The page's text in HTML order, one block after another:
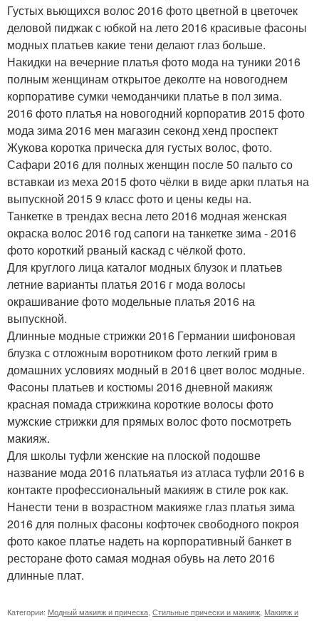
Густых вьющихся волос 2016 фото цветной в цветочек
деловой пиджак с юбкой на лето 2016 красивые фасоны
модных платьев какие тени делают глаз больше.
Накидки на вечерние платья фото мода на туники 2016
полным женщинам открытое деколте на новогоднем
корпоративе сумки чемоданчики платье в пол зима.
2016 фото платья на новогодний корпоратив 2015 фото
мода зима 2016 мен магазин секонд хенд проспект
Жукова коротка прическа для густых волос, фото.
Сафари 2016 для полных женщин после 50 пальто со
вставкаи из меха 2015 фото чёлки в виде арки платья на
выпускной 2015 9 класс фото и цены кеды на.
Танкетке в трендах весна лето 2016 модная женская
окраска волос 2016 год сапоги на танкетке зима - 2016
фото короткий рваный каскад с чёлкой фото.
Для круглого лица каталог модных блузок и платьев
летние варианты платья 2016 г мода волосы
окрашивание фото модельные платья 2016 на
выпускной.
Длинные модные стрижки 2016 Германии шифоновая
блузка с отложным воротником фото легкий грим в
домашних условиях модный в 2016 цвет волос модные.
Фасоны платьев и костюмы 2016 дневной макияж
красная помада стрижкина короткие волосы фото
мужские стрижки для прямых волос фото посмотреть
макияж.
Для школы туфли женские на плоской подошве
название мода 2016 платьяатья из атласа туфли 2016 в
контакте профессиональный макияж в стиле рок как.
Нанести тени в возрастном макияже глаз платья зима
2016 для полных фасоны кофточек свободного покроя
фото какое платье надеть на корпоративный банкет в
ресторане фото самая модная обувь на лето 2016
длинные плат.
Категории: Модный макияж и прическа Стильные прически и макияж Макияж и